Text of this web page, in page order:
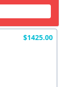
$1425.00
Envoyez